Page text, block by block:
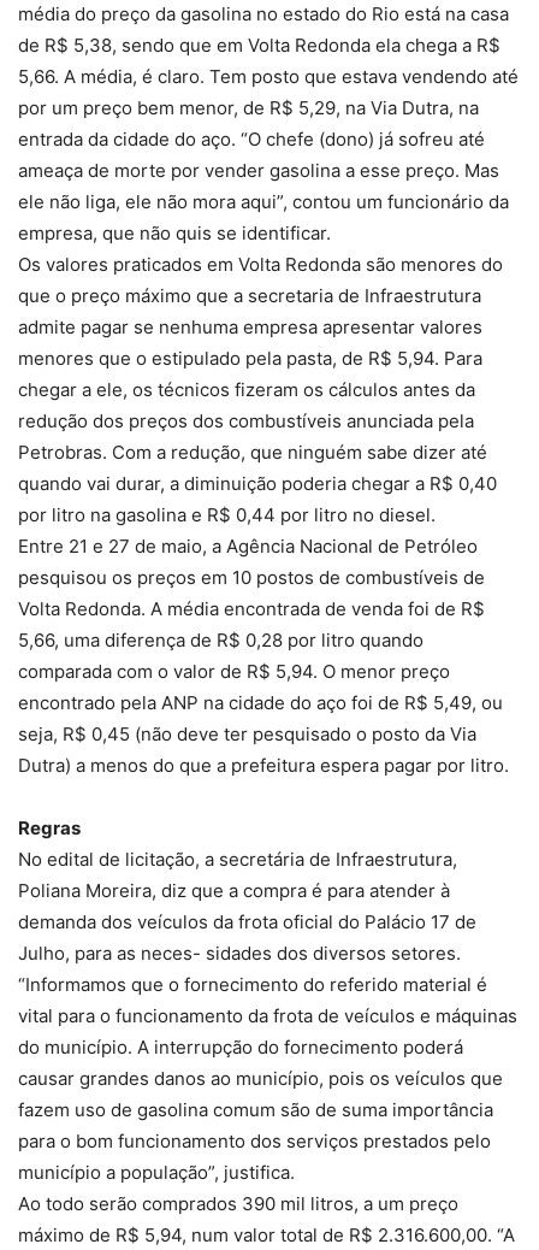
média do preço da gasolina no estado do Rio está na casa
de R$ 5,38, sendo que em Volta Redonda ela chega a R$
5,66. A média, é claro. Tem posto que estava vendendo até
por um preço bem menor, de R$ 5,29, na Via Dutra, na
entrada da cidade do aço. “O chefe (dono) já sofreu até
ameaça de morte por vender gasolina a esse preço. Mas
ele não liga, ele não mora aqui”, contou um funcionário da
empresa, que não quis se identificar.
Os valores praticados em Volta Redonda são menores do
que o preço máximo que a secretaria de Infraestrutura
admite pagar se nenhuma empresa apresentar valores
menores que o estipulado pela pasta, de R$ 5,94. Para
chegar a ele, os técnicos fizeram os cálculos antes da
redução dos preços dos combustíveis anunciada pela
Petrobras. Com a redução, que ninguém sabe dizer até
quando vai durar, a diminuição poderia chegar a R$ 0,40
por litro na gasolina e R$ 0,44 por litro no diesel.
Entre 21 e 27 de maio, a Agência Nacional de Petróleo
pesquisou os preços em 10 postos de combustíveis de
Volta Redonda. A média encontrada de venda foi de R$
5,66, uma diferença de R$ 0,28 por litro quando
comparada com o valor de R$ 5,94. O menor preço
encontrado pela ANP na cidade do aço foi de R$ 5,49, ou
seja, R$ 0,45 (não deve ter pesquisado o posto da Via
Dutra) a menos do que a prefeitura espera pagar por litro.
Regras
No edital de licitação, a secretária de Infraestrutura,
Poliana Moreira, diz que a compra é para atender à
demanda dos veículos da frota oficial do Palácio 17 de
Julho, para as neces- sidades dos diversos setores.
“Informamos que o fornecimento do referido material é
vital para o funcionamento da frota de veículos e máquinas
do município. A interrupção do fornecimento poderá
causar grandes danos ao município, pois os veículos que
fazem uso de gasolina comum são de suma importância
para o bom funcionamento dos serviços prestados pelo
município a população”, justifica.
Ao todo serão comprados 390 mil litros, a um preço
máximo de R$ 5,94, num valor total de R$ 2.316.600,00. “A